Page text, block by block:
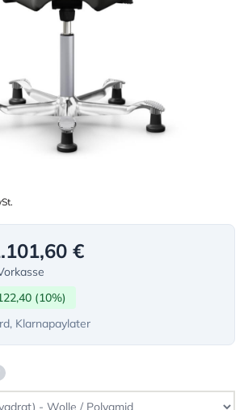
€
(10%)
Klarnapaylater